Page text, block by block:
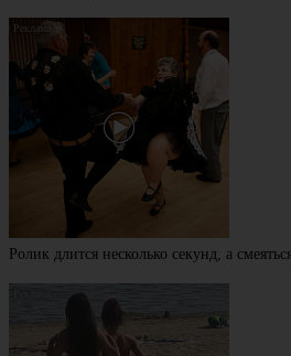
Ролик длится несколько секунд, а